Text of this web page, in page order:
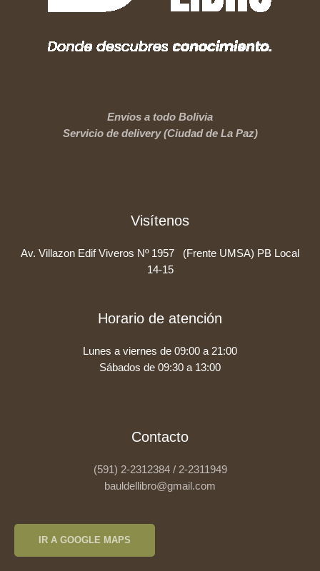
Envíos a todo Bolivia
Servicio de delivery (Ciudad de La Paz)
Visítenos
Av. Villazon Edif Viveros Nº 1957 (Frente UMSA) PB Local
14-15
Horario de atención
Lunes a viernes de 09:00 a 21:00
Sábados de 09:30 a 13:00
Contacto
(591) 2-2312384 / 2-2311949
bauldellibro@gmail.com
IR A GOOGLE MAPS